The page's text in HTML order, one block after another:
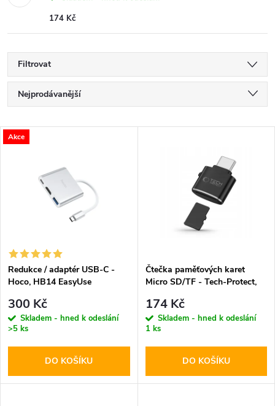
174 Kč
Filtrovat
Ř
a
í
p
r
o
d
Nejprodávanější
Nejdražší
Abecedně
V
s
p
r
o
d
Akce
Redukce / adaptér USB-C -
Hoco, HB14 EasyUse
300 Kč
Skladem - hned k odeslání
>5 ks
DO KOŠÍKU
Čtečka paměťových karet
Micro SD/TF - Tech-Protect,
174 Kč
Skladem - hned k odeslání
1 ks
DO KOŠÍKU